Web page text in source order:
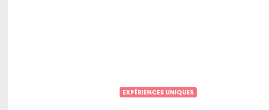
EXPÉRIENCES UNIQUES